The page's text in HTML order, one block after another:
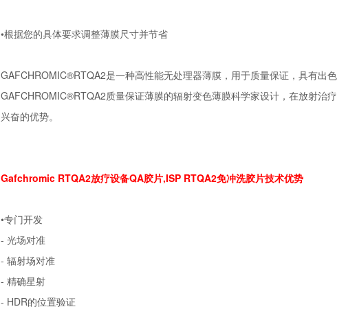
•根据您的具体要求调整薄膜尺寸并节省
GAFCHROMIC®RTQA2是一种高性能无处理器薄膜，用于质量保证，具有出
GAFCHROMIC®RTQA2质量保证薄膜的辐射变色薄膜科学家设计，在放射治
兴奋的优势。
Gafchromic RTQA2放疗设备QA胶片,ISP RTQA2免冲洗胶片技术优势
•专门开发
- 光场对准
- 辐射场对准
- 精确星射
- HDR的位置验证